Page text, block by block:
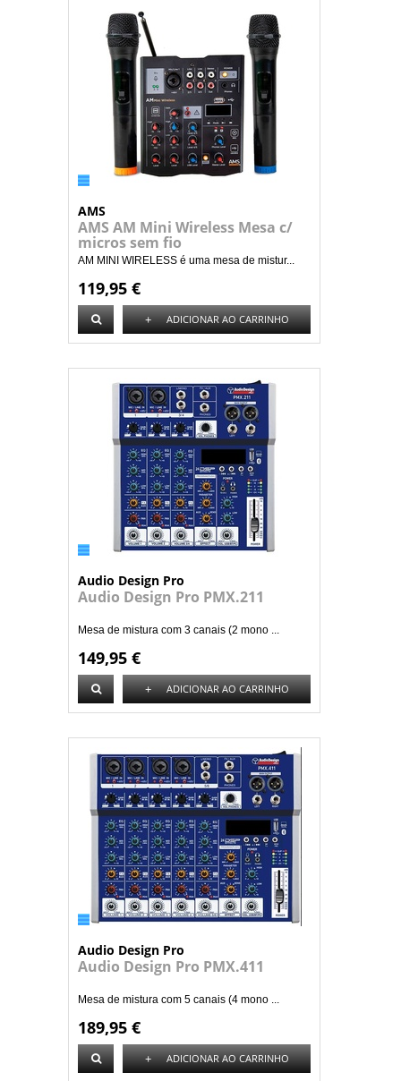
AMS
AMS AM Mini Wireless Mesa c/
micros sem fio
AM MINI WIRELESS é uma mesa de mistur...
119,95 €
+ ADICIONAR AO CARRINHO
Audio Design Pro
Audio Design Pro PMX.211
Mesa de mistura com 3 canais (2 mono ...
149,95 €
+ ADICIONAR AO CARRINHO
Audio Design Pro
Audio Design Pro PMX.411
Mesa de mistura com 5 canais (4 mono ...
189,95 €
+ ADICIONAR AO CARRINHO